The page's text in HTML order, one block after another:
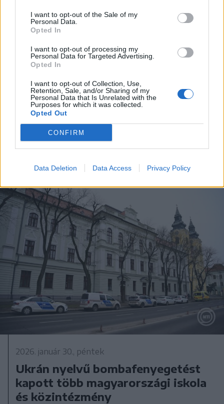
I want to opt-out of the Sale of my
Personal Data.
Opted In
I want to opt-out of processing my
Personal Data for Targeted Advertising.
Opted In
I want to opt-out of Collection, Use,
Retention, Sale, and/or Sharing of my
Personal Data that Is Unrelated with the
Purposes for which it was collected.
Opted Out
CONFIRM
Data Deletion Data Access Privacy Policy
2026. február 24., kedd
Felmérés: a romániai polgárok
többsége nem hiszi, hogy idén
véget ér a háború Ukrajnában
2026. január 30., péntek
Ukrán nyelvű bombafenyegetést
kapott több magyarországi iskola
és közintézmény